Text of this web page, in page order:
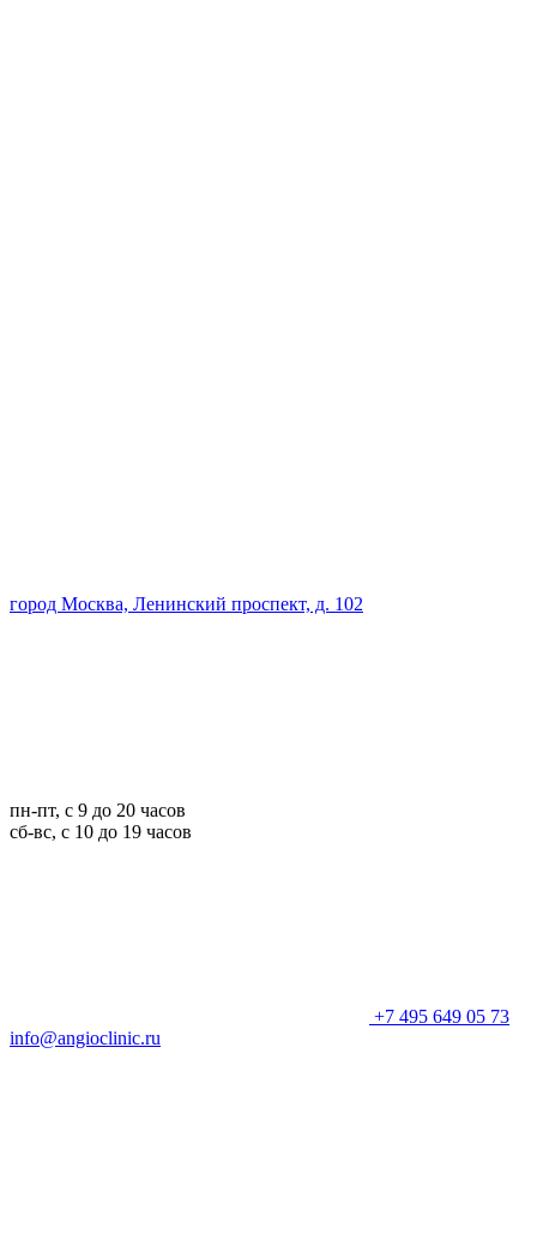
город Москва, Ленинский проспект, д. 102
пн-пт, с 9 до 20 часов
сб-вс, с 10 до 19 часов
+7 495 649 05 73
info@angioclinic.ru